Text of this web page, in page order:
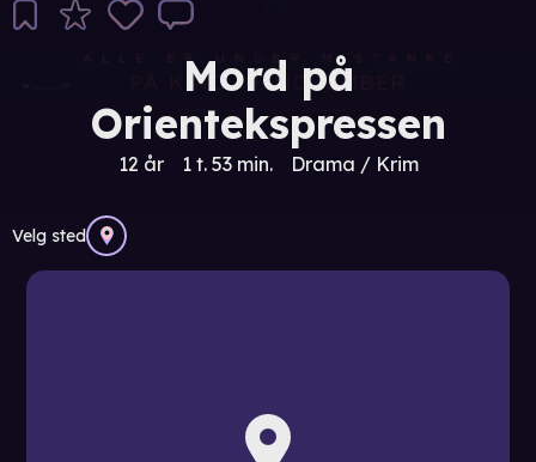
Mord på
Orientekspressen
12 år 1 t. 53 min. Drama / Krim
Velg sted